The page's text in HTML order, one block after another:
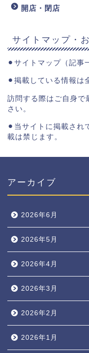
開店・閉店
サイトマップ・
⚫︎ サイトマップ（記事
⚫︎掲載している情報は
訪問する際はご自身で
さい。
⚫︎当サイトに掲載され
載は禁じます。
アーカイブ
2026年6月
2026年5月
2026年4月
2026年3月
2026年2月
2026年1月